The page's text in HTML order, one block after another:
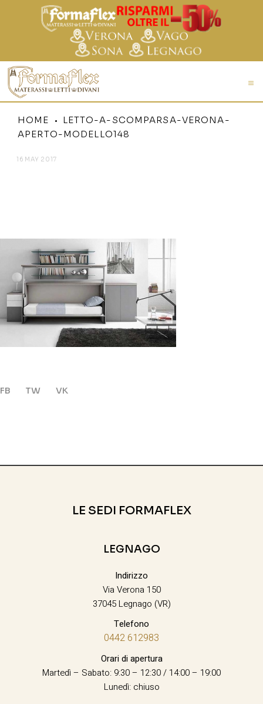
HOME
LETTO-A-SCOMPARSA-VERONA-
APERTO-MODELLO148
16 MAY 2017
FB TW VK
LE SEDI FORMAFLEX
LEGNAGO
Indirizzo
Via Verona 150
37045 Legnago (VR)
Telefono
0442 612983
Orari di apertura
Martedì – Sabato: 9:30 – 12:30 / 14:00 – 19:00
Lunedì: chiuso